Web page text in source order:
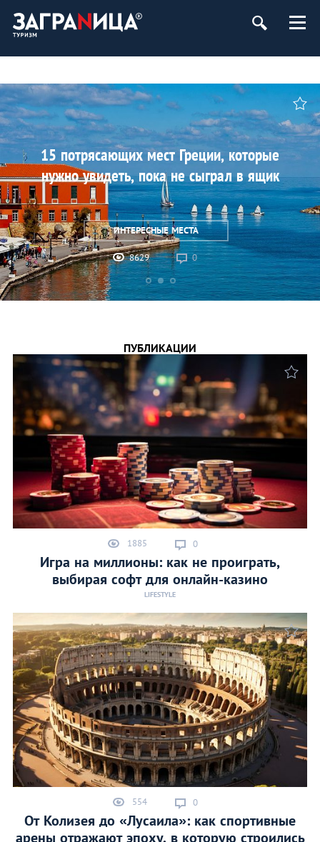
15 потрясающих мест Греции, которые
нужно увидеть, пока не сыграл в ящик
ИНТЕРЕСНЫЕ МЕСТА
8629 0
ПУБЛИКАЦИИ
1885 0
Игра на миллионы: как не проиграть,
выбирая софт для онлайн-казино
LIFESTYLE
554 0
От Колизея до «Лусаила»: как спортивные
арены отражают эпоху, в которую строились